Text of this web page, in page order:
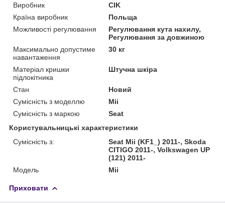
Виробник
CIK
Країна виробник
Польща
Можливості регулювання
Регулювання кута нахилу,
Регулювання за довжиною
Максимально допустиме
навантаження
30 кг
Матеріал кришки
підлокітника
Штучна шкіра
Стан
Новий
Сумісність з моделлю
Mii
Сумісність з маркою
Seat
Користувальницькі характеристики
Сумісність з:
Seat Mii (KF1_) 2011-, Skoda
CITIGO 2011-, Volkswagen UP
(121) 2011-
Модель
Mii
Приховати